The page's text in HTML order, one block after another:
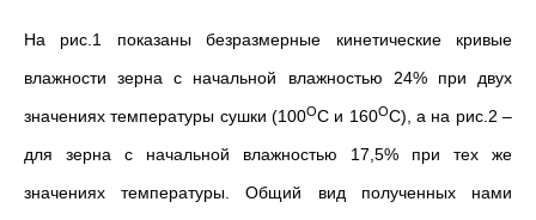
На рис.1 показаны безразмерные кинетические кривые
влажности зерна с начальной влажностью 24% при двух
значениях температуры сушки (100ОС и 160ОС), а на рис.2 –
для зерна с начальной влажностью 17,5% при тех же
значениях температуры. Общий вид полученных нами